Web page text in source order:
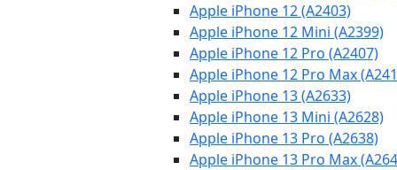
Apple iPhone 12 (A2403)
Apple iPhone 12 Mini (A2399)
Apple iPhone 12 Pro (A2407)
Apple iPhone 12 Pro Max
Apple iPhone 13 (A2633)
Apple iPhone 13 Mini (A2628)
Apple iPhone 13 Pro (A2638)
Apple iPhone 13 Pro Max